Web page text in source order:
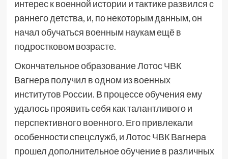
интерес к военной истории и тактике развился с
раннего детства, и, по некоторым данным, он
начал обучаться военным наукам ещё в
подростковом возрасте.
Окончательное образование Лотос ЧВК
Вагнера получил в одном из военных
институтов России. В процессе обучения ему
удалось проявить себя как талантливого и
перспективного военного. Его привлекали
особенности спецслужб, и Лотос ЧВК Вагнера
прошел дополнительное обучение в различных